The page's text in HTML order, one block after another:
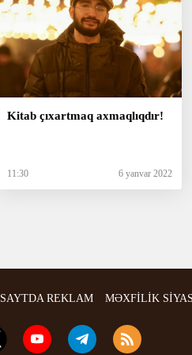
Kitab çıxartmaq axmaqlıqdır!
11:30 6 yanvar 2022
SAYTDA REKLAM MƏXFİLİK